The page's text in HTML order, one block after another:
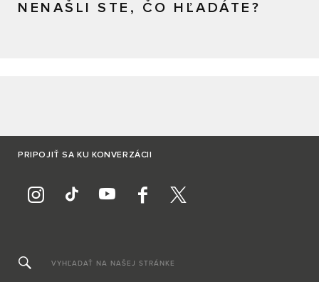
NENAŠLI STE, ČO HĽADÁTE?
PRIPOJIŤ SA KU KONVERZÁCII
VYHĽADAŤ NA NAŠEJ STRÁNKE